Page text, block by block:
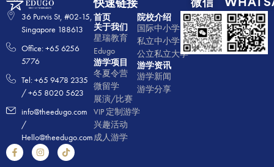
36 Purvis St, #02-15,
Singapore 188613
Office: +65 6256
5776
Tel: +65 9478 2335
/ +65 8020 5623
info@theedugo.com
/
Hello@theedugo.com
快速链接
首页
关于我们
星瑞教育
Edugo
游学项目
冬夏令营
微留学
展演/比赛
VIP 定制游学
兴趣活动
成人游学
院校介绍
国际中小学
私立中小学
公立私立大学
游学资讯
游学新闻
游学分享
微信